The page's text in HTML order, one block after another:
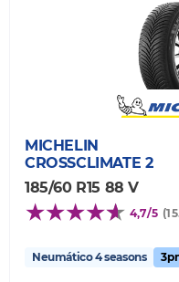
MICHELIN
CROSSCLIMATE 2
185/60 R15 88 V
4,7/5
Neumático 4 seasons